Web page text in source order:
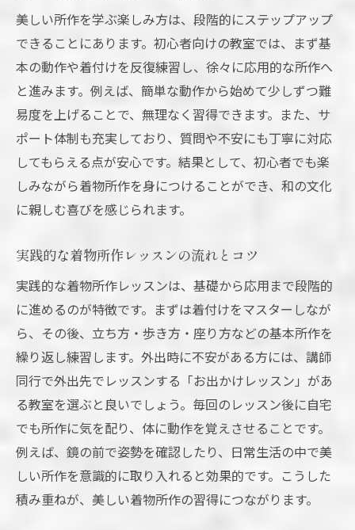
美しい所作を学ぶ楽しみ方は、段階的にステップアップ
できることにあります。初心者向けの教室では、まず基
本の動作や着付けを反復練習し、徐々に応用的な所作へ
と進みます。例えば、簡単な動作から始めて少しずつ難
易度を上げることで、無理なく習得できます。また、サ
ポート体制も充実しており、質問や不安にも丁寧に対応
してもらえる点が安心です。結果として、初心者でも楽
しみながら着物所作を身につけることができ、和の文化
に親しむ喜びを感じられます。
実践的な着物所作レッスンの流れとコツ
実践的な着物所作レッスンは、基礎から応用まで段階的
に進めるのが特徴です。まずは着付けをマスターしなが
ら、その後、立ち方・歩き方・座り方などの基本所作を
繰り返し練習します。外出時に不安がある方には、講師
同行で外出先でレッスンする「お出かけレッスン」があ
る教室を選ぶと良いでしょう。毎回のレッスン後に自宅
でも所作に気を配り、体に動作を覚えさせることです。
例えば、鏡の前で姿勢を確認したり、日常生活の中で美
しい所作を意識的に取り入れると効果的です。こうした
積み重ねが、美しい着物所作の習得につながります。